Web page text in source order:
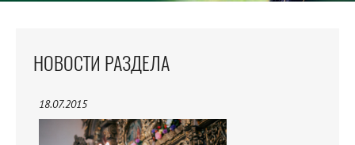
НОВОСТИ РАЗДЕЛА
18.07.2015